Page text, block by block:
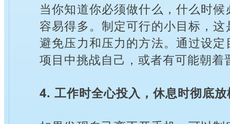
当你知道你必须做什么，什么时
容易得多。制定可行的小目标，
避免压力和压力的方法。通过设
项目中挑战自己，或者有可能朝着
4. 工作时全心投入，休息时彻底放